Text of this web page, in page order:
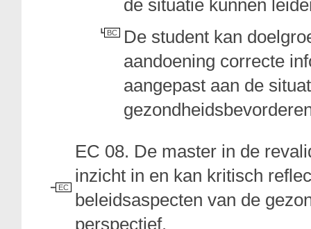
BC
de situatie kunnen
De student kan
aandoening correcte
aangepast aan de
EC
EC 08. De master in de
inzicht in en kan kritisch
beleidsaspecten van de
perspectief.